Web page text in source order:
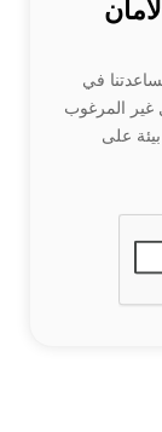
في
غير المرغوب
على